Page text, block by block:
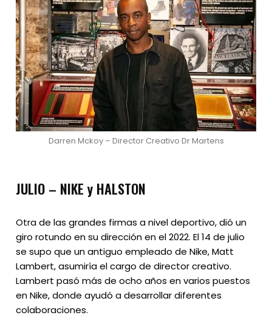
Darren Mckoy – Director Creativo Dr Martens
JULIO – NIKE y HALSTON
Otra de las grandes firmas a nivel deportivo, dió un
giro rotundo en su dirección en el 2022. El 14 de julio
se supo que un antiguo empleado de Nike, Matt
Lambert, asumiría el cargo de director creativo.
Lambert pasó más de ocho años en varios puestos
en Nike, donde ayudó a desarrollar diferentes
colaboraciones.